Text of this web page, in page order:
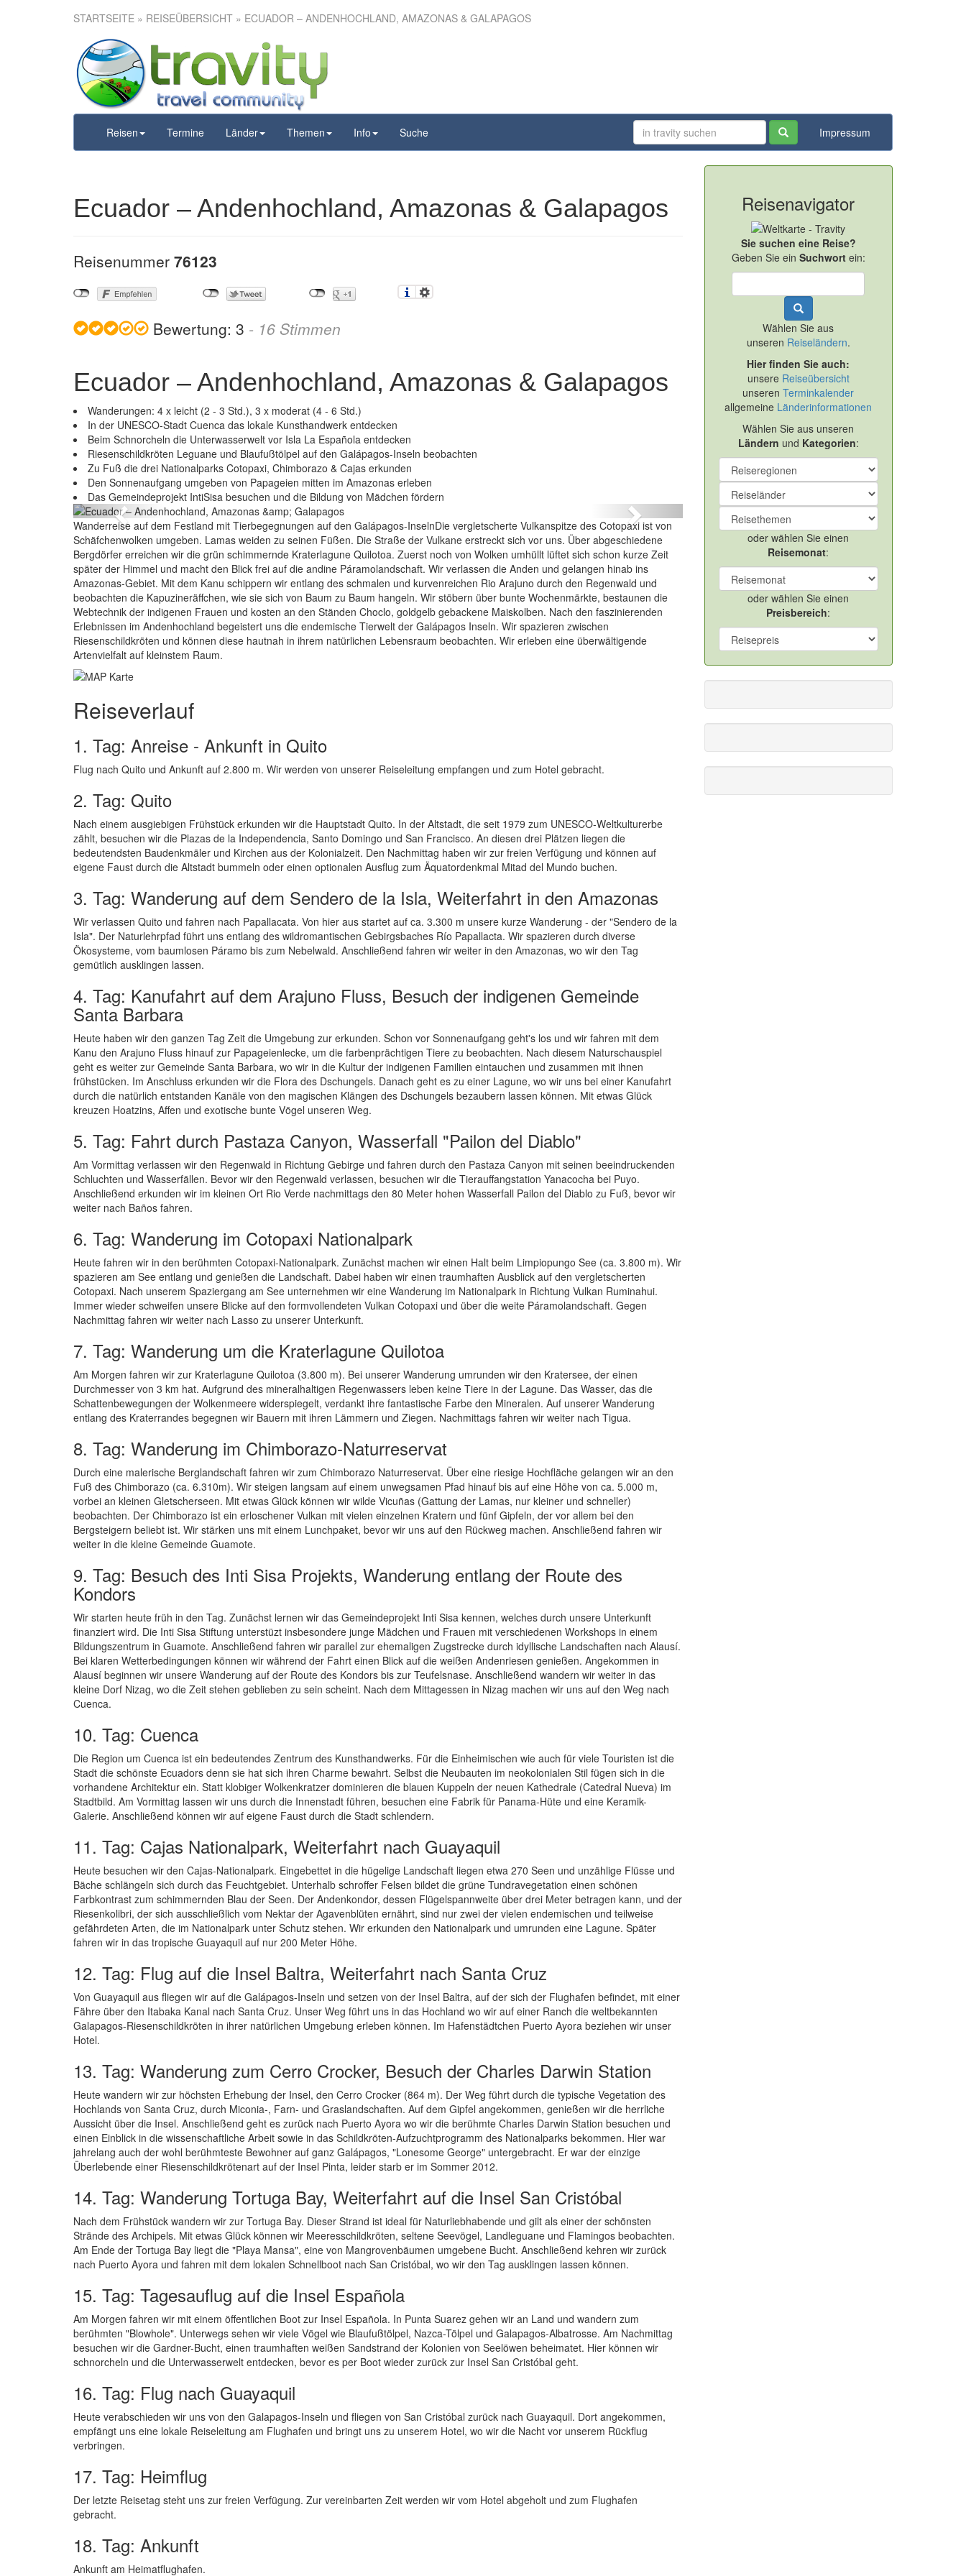
STARTSEITE » REISEÜBERSICHT » ECUADOR – ANDENHOCHLAND, AMAZONAS & GALAPAGOS
Reisen Termine Länder Themen Info Suche Impressum
Ecuador – Andenhochland,
Amazonas & Galapagos
Ecuador – Andenhochland, Amazonas & Galapagos
Reisenummer 76123
Bewertung: 3 - 16 Stimmen
Ecuador – Andenhochland, Amazonas & Galapagos
Wanderungen: 4 x leicht (2 - 3 Std.), 3 x moderat (4 - 6 Std.)
In der UNESCO-Stadt Cuenca das lokale Kunsthandwerk entdecken
Beim Schnorcheln die Unterwasserwelt vor Isla La Española entdecken
Riesenschildkröten Leguane und Blaufußtölpel auf den Galápagos-Inseln beobachten
Zu Fuß die drei Nationalparks Cotopaxi, Chimborazo & Cajas erkunden
Den Sonnenaufgang umgeben von Papageien mitten im Amazonas erleben
Das Gemeindeprojekt IntiSisa besuchen und die Bildung von Mädchen fördern
Ecuador – Andenhochland, Amazonas & Galapagos
Previous Next
Wanderreise auf dem Festland mit Tierbegegnungen auf den Galápagos-InselnDie vergletscherte Vulkanspitze des Cotopaxi ist von
Schäfchenwolken umgeben. Lamas weiden zu seinen Füßen. Die Straße der Vulkane erstreckt sich vor uns. Über abgeschiedene
Bergdörfer erreichen wir die grün schimmernde Kraterlagune Quilotoa. Zuerst noch von Wolken umhüllt lüftet sich schon kurze Zeit
später der Himmel und macht den Blick frei auf die andine Páramolandschaft. Wir verlassen die Anden und gelangen hinab ins
Amazonas-Gebiet. Mit dem Kanu schippern wir entlang des schmalen und kurvenreichen Rio Arajuno durch den Regenwald und
beobachten die Kapuzineräffchen, wie sie sich von Baum zu Baum hangeln. Wir stöbern über bunte Wochenmärkte, bestaunen die
Webtechnik der indigenen Frauen und kosten an den Ständen Choclo, goldgelb gebackene Maiskolben. Nach den faszinierenden
Erlebnissen im Andenhochland begeistert uns die endemische Tierwelt der Galápagos Inseln. Wir spazieren zwischen
Riesenschildkröten und können diese hautnah in ihrem natürlichen Lebensraum beobachten. Wir erleben eine überwältigende
Artenvielfalt auf kleinstem Raum.
Reiseverlauf
1. Tag: Anreise - Ankunft in Quito
Flug nach Quito und Ankunft auf 2.800 m. Wir werden von unserer Reiseleitung empfangen und zum Hotel gebracht.
2. Tag: Quito
Nach einem ausgiebigen Frühstück erkunden wir die Hauptstadt Quito. In der Altstadt, die seit 1979 zum UNESCO-Weltkulturerbe
zählt, besuchen wir die Plazas de la Independencia, Santo Domingo und San Francisco. An diesen drei Plätzen liegen die
bedeutendsten Baudenkmäler und Kirchen aus der Kolonialzeit. Den Nachmittag haben wir zur freien Verfügung und können auf
eigene Faust durch die Altstadt bummeln oder einen optionalen Ausflug zum Äquatordenkmal Mitad del Mundo buchen.
3. Tag: Wanderung auf dem Sendero de la Isla, Weiterfahrt in den Amazonas
Wir verlassen Quito und fahren nach Papallacata. Von hier aus startet auf ca. 3.300 m unsere kurze Wanderung - der "Sendero de la
Isla". Der Naturlehrpfad führt uns entlang des wildromantischen Gebirgsbaches Río Papallacta. Wir spazieren durch diverse
Ökosysteme, vom baumlosen Páramo bis zum Nebelwald. Anschließend fahren wir weiter in den Amazonas, wo wir den Tag
gemütlich ausklingen lassen.
4. Tag: Kanufahrt auf dem Arajuno Fluss, Besuch der indigenen Gemeinde
Santa Barbara
Heute haben wir den ganzen Tag Zeit die Umgebung zur erkunden. Schon vor Sonnenaufgang geht's los und wir fahren mit dem
Kanu den Arajuno Fluss hinauf zur Papageienlecke, um die farbenprächtigen Tiere zu beobachten. Nach diesem Naturschauspiel
geht es weiter zur Gemeinde Santa Barbara, wo wir in die Kultur der indigenen Familien eintauchen und zusammen mit ihnen
frühstücken. Im Anschluss erkunden wir die Flora des Dschungels. Danach geht es zu einer Lagune, wo wir uns bei einer Kanufahrt
durch die natürlich entstanden Kanäle von den magischen Klängen des Dschungels bezaubern lassen können. Mit etwas Glück
kreuzen Hoatzins, Affen und exotische bunte Vögel unseren Weg.
5. Tag: Fahrt durch Pastaza Canyon, Wasserfall "Pailon del Diablo"
Am Vormittag verlassen wir den Regenwald in Richtung Gebirge und fahren durch den Pastaza Canyon mit seinen beeindruckenden
Schluchten und Wasserfällen. Bevor wir den Regenwald verlassen, besuchen wir die Tierauffangstation Yanacocha bei Puyo.
Anschließend erkunden wir im kleinen Ort Rio Verde nachmittags den 80 Meter hohen Wasserfall Pailon del Diablo zu Fuß, bevor wir
weiter nach Baños fahren.
6. Tag: Wanderung im Cotopaxi Nationalpark
Heute fahren wir in den berühmten Cotopaxi-Nationalpark. Zunächst machen wir einen Halt beim Limpiopungo See (ca. 3.800 m). Wir
spazieren am See entlang und genießen die Landschaft. Dabei haben wir einen traumhaften Ausblick auf den vergletscherten
Cotopaxi. Nach unserem Spaziergang am See unternehmen wir eine Wanderung im Nationalpark in Richtung Vulkan Ruminahui.
Immer wieder schweifen unsere Blicke auf den formvollendeten Vulkan Cotopaxi und über die weite Páramolandschaft. Gegen
Nachmittag fahren wir weiter nach Lasso zu unserer Unterkunft.
7. Tag: Wanderung um die Kraterlagune Quilotoa
Am Morgen fahren wir zur Kraterlagune Quilotoa (3.800 m). Bei unserer Wanderung umrunden wir den Kratersee, der einen
Durchmesser von 3 km hat. Aufgrund des mineralhaltigen Regenwassers leben keine Tiere in der Lagune. Das Wasser, das die
Schattenbewegungen der Wolkenmeere widerspiegelt, verdankt ihre fantastische Farbe den Mineralen. Auf unserer Wanderung
entlang des Kraterrandes begegnen wir Bauern mit ihren Lämmern und Ziegen. Nachmittags fahren wir weiter nach Tigua.
8. Tag: Wanderung im Chimborazo-Naturreservat
Durch eine malerische Berglandschaft fahren wir zum Chimborazo Naturreservat. Über eine riesige Hochfläche gelangen wir an den
Fuß des Chimborazo (ca. 6.310m). Wir steigen langsam auf einem unwegsamen Pfad hinauf bis auf eine Höhe von ca. 5.000 m,
vorbei an kleinen Gletscherseen. Mit etwas Glück können wir wilde Vicuñas (Gattung der Lamas, nur kleiner und schneller)
beobachten. Der Chimborazo ist ein erloschener Vulkan mit vielen einzelnen Kratern und fünf Gipfeln, der vor allem bei den
Bergsteigern beliebt ist. Wir stärken uns mit einem Lunchpaket, bevor wir uns auf den Rückweg machen. Anschließend fahren wir
weiter in die kleine Gemeinde Guamote.
9. Tag: Besuch des Inti Sisa Projekts, Wanderung entlang der Route des
Kondors
Wir starten heute früh in den Tag. Zunächst lernen wir das Gemeindeprojekt Inti Sisa kennen, welches durch unsere Unterkunft
finanziert wird. Die Inti Sisa Stiftung unterstüzt insbesondere junge Mädchen und Frauen mit verschiedenen Workshops in einem
Bildungszentrum in Guamote. Anschließend fahren wir parallel zur ehemaligen Zugstrecke durch idyllische Landschaften nach Alausí.
Bei klaren Wetterbedingungen können wir während der Fahrt einen Blick auf die weißen Andenriesen genießen. Angekommen in
Alausí beginnen wir unsere Wanderung auf der Route des Kondors bis zur Teufelsnase. Anschließend wandern wir weiter in das
kleine Dorf Nizag, wo die Zeit stehen geblieben zu sein scheint. Nach dem Mittagessen in Nizag machen wir uns auf den Weg nach
Cuenca.
10. Tag: Cuenca
Die Region um Cuenca ist ein bedeutendes Zentrum des Kunsthandwerks. Für die Einheimischen wie auch für viele Touristen ist die
Stadt die schönste Ecuadors denn sie hat sich ihren Charme bewahrt. Selbst die Neubauten im neokolonialen Stil fügen sich in die
vorhandene Architektur ein. Statt klobiger Wolkenkratzer dominieren die blauen Kuppeln der neuen Kathedrale (Catedral Nueva) im
Stadtbild. Am Vormittag lassen wir uns durch die Innenstadt führen, besuchen eine Fabrik für Panama-Hüte und eine Keramik-
Galerie. Anschließend können wir auf eigene Faust durch die Stadt schlendern.
11. Tag: Cajas Nationalpark, Weiterfahrt nach Guayaquil
Heute besuchen wir den Cajas-Nationalpark. Eingebettet in die hügelige Landschaft liegen etwa 270 Seen und unzählige Flüsse und
Bäche schlängeln sich durch das Feuchtgebiet. Unterhalb schroffer Felsen bildet die grüne Tundravegetation einen schönen
Farbkontrast zum schimmernden Blau der Seen. Der Andenkondor, dessen Flügelspannweite über drei Meter betragen kann, und der
Riesenkolibri, der sich ausschließlich vom Nektar der Agavenblüten ernährt, sind nur zwei der vielen endemischen und teilweise
gefährdeten Arten, die im Nationalpark unter Schutz stehen. Wir erkunden den Nationalpark und umrunden eine Lagune. Später
fahren wir in das tropische Guayaquil auf nur 200 Meter Höhe.
12. Tag: Flug auf die Insel Baltra, Weiterfahrt nach Santa Cruz
Von Guayaquil aus fliegen wir auf die Galápagos-Inseln und setzen von der Insel Baltra, auf der sich der Flughafen befindet, mit einer
Fähre über den Itabaka Kanal nach Santa Cruz. Unser Weg führt uns in das Hochland wo wir auf einer Ranch die weltbekannten
Galapagos-Riesenschildkröten in ihrer natürlichen Umgebung erleben können. Im Hafenstädtchen Puerto Ayora beziehen wir unser
Hotel.
13. Tag: Wanderung zum Cerro Crocker, Besuch der Charles Darwin Station
Heute wandern wir zur höchsten Erhebung der Insel, den Cerro Crocker (864 m). Der Weg führt durch die typische Vegetation des
Hochlands von Santa Cruz, durch Miconia-, Farn- und Graslandschaften. Auf dem Gipfel angekommen, genießen wir die herrliche
Aussicht über die Insel. Anschließend geht es zurück nach Puerto Ayora wo wir die berühmte Charles Darwin Station besuchen und
einen Einblick in die wissenschaftliche Arbeit sowie in das Schildkröten-Aufzuchtprogramm des Nationalparks bekommen. Hier war
jahrelang auch der wohl berühmteste Bewohner auf ganz Galápagos, "Lonesome George" untergebracht. Er war der einzige
Überlebende einer Riesenschildkrötenart auf der Insel Pinta, leider starb er im Sommer 2012.
14. Tag: Wanderung Tortuga Bay, Weiterfahrt auf die Insel San Cristóbal
Nach dem Frühstück wandern wir zur Tortuga Bay. Dieser Strand ist ideal für Naturliebhabende und gilt als einer der schönsten
Strände des Archipels. Mit etwas Glück können wir Meeresschildkröten, seltene Seevögel, Landleguane und Flamingos beobachten.
Am Ende der Tortuga Bay liegt die "Playa Mansa", eine von Mangrovenbäumen umgebene Bucht. Anschließend kehren wir zurück
nach Puerto Ayora und fahren mit dem lokalen Schnellboot nach San Cristóbal, wo wir den Tag ausklingen lassen können.
15. Tag: Tagesauflug auf die Insel Española
Am Morgen fahren wir mit einem öffentlichen Boot zur Insel Española. In Punta Suarez gehen wir an Land und wandern zum
berühmten "Blowhole". Unterwegs sehen wir viele Vögel wie Blaufußtölpel, Nazca-Tölpel und Galapagos-Albatrosse. Am Nachmittag
besuchen wir die Gardner-Bucht, einen traumhaften weißen Sandstrand der Kolonien von Seelöwen beheimatet. Hier können wir
schnorcheln und die Unterwasserwelt entdecken, bevor es per Boot wieder zurück zur Insel San Cristóbal geht.
16. Tag: Flug nach Guayaquil
Heute verabschieden wir uns von den Galapagos-Inseln und fliegen von San Cristóbal zurück nach Guayaquil. Dort angekommen,
empfängt uns eine lokale Reiseleitung am Flughafen und bringt uns zu unserem Hotel, wo wir die Nacht vor unserem Rückflug
verbringen.
17. Tag: Heimflug
Der letzte Reisetag steht uns zur freien Verfügung. Zur vereinbarten Zeit werden wir vom Hotel abgeholt und zum Flughafen
gebracht.
18. Tag: Ankunft
Ankunft am Heimatflughafen.
Reisenavigator
Sie suchen eine Reise?
Geben Sie ein Suchwortein:
Wählen Sie aus
unseren Reiseländern.
Hier finden Sie auch:
unsere Reiseübersicht
unserenTerminkalender
allgemeine Länderinformationen
Wählen Sie aus unseren
Ländern und Kategorien:
oder wählen Sie einen
Reisemonat:
oder wählen Sie einen
Preisbereich: